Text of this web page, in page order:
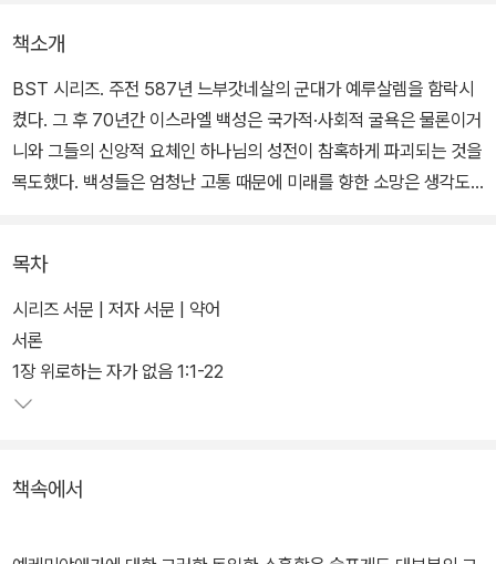
책소개
BST 시리즈. 주전 587년 느부갓네살의 군대가 예루살렘을 함락시
켰다. 그 후 70년간 이스라엘 백성은 국가적·사회적 굴욕은 물론이거
니와 그들의 신앙적 요체인 하나님의 성전이 참혹하게 파괴되는 것을
목도했다. 백성들은 엄청난 고통 때문에 미래를 향한 소망은 생각도
가 나온다.
히브리어 알파벳을 따라 구성된 이 시는 죄와 반역, 그에 따른 하나님
의 진노의 원인, 그리고 심판의 도구가 누구인지 밝힌다. 또한 힘든 시
기에 실종된 하나님의 소리, 곧 그분의 침묵에서 답을 찾도록 돕는다.
서 명성이 자자하다. 특히 그리스도인들에게 대선지서를 알리는 데
목차
시리즈 서문 | 저자 서문 | 약어
서론
1장 위로하는 자가 없음 1:1-22
책속에서